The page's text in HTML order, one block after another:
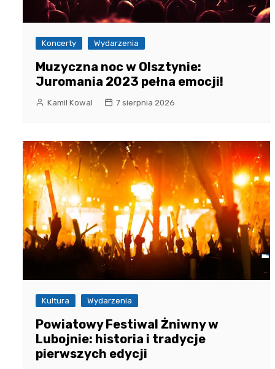
Koncerty Wydarzenia
Muzyczna noc w Olsztynie:
Juromania 2023 pełna emocji!
Kamil Kowal 7 sierpnia 2026
Kultura Wydarzenia
Powiatowy Festiwal Żniwny w
Lubojnie: historia i tradycje
pierwszych edycji